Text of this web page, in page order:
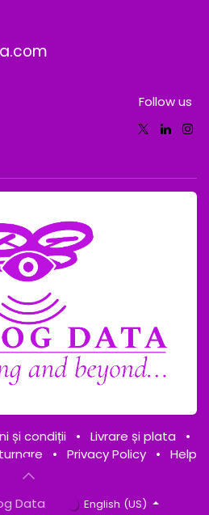
Follow us
și condiții • Livrare și plata
•
• Privacy Policy • Help
Data English (US)